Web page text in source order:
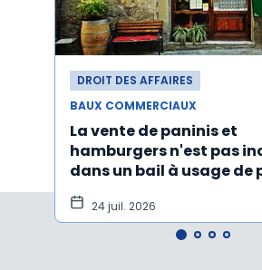
DROIT DES AFFAIRES
BAUX COMMERCIAUX
La vente de paninis et
hamburgers n'est pas
dans un bail à usage de
pâtes, salades
24 juil. 2026